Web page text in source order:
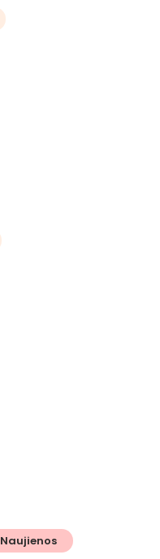
Naujienos